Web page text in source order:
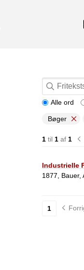
Alle ord
Bøger
1til 1af 1
Industrielle
1877, Bauer,
1